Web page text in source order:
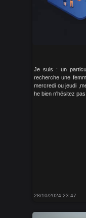
Je suis : un
recherche une
mercredi ou jeudi
he bien n'hésitez
28/10/2024 23:47